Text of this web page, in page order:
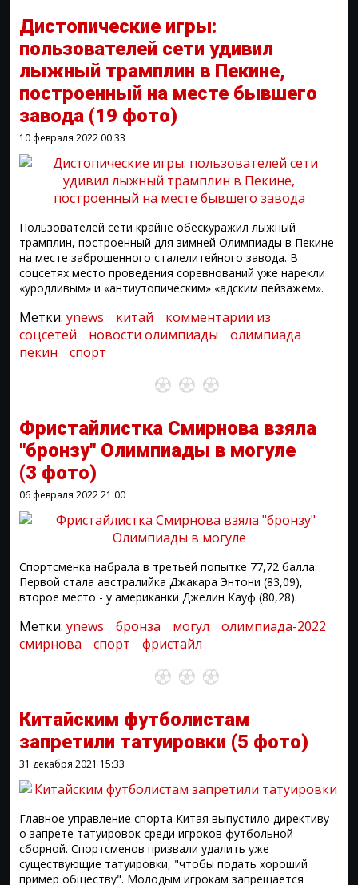
Дистопические игры:
пользователей сети удивил
лыжный трамплин в Пекине,
построенный на месте бывшего
завода (19 фото)
10 февраля 2022 00:33
Пользователей сети крайне обескуражил лыжный
трамплин, построенный для зимней Олимпиады в Пекине
на месте заброшенного сталелитейного завода. В
соцсетях место проведения соревнований уже нарекли
«уродливым» и «антиутопическим» «адским пейзажем».
Метки: ynews китай
комментарии из
соцсетей
новости олимпиады
олимпиада
пекин
спорт
Фристайлистка Смирнова взяла
"бронзу" Олимпиады в могуле
(3 фото)
06 февраля 202221:00
Спортсменка набрала в третьей попытке 77,72 балла.
Первой стала австралийка Джакара Энтони (83,09),
второе место - у американки Джелин Кауф (80,28).
Метки: ynews бронза могул
олимпиада-2022
смирнова
спорт фристайл
Китайским футболистам
запретили татуировки (5 фото)
31 декабря 2021 15:33
Главное управление спорта Китая выпустило директиву
о запрете татуировок среди игроков футбольной
сборной. Спортсменов призвали удалить уже
существующие татуировки, "чтобы подать хороший
пример обществу". Молодым игрокам запрещается